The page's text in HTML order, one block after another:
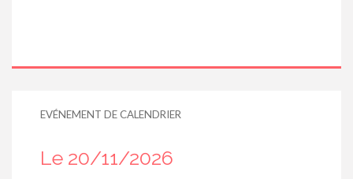
EVÉNEMENT DE CALENDRIER
Le 20/11/2026